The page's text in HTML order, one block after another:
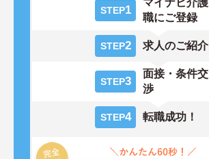
STEP1
マイナビ介護
職にご登録
STEP2 求人のご紹介
STEP3
面接・条件交
渉
STEP4 転職成功！